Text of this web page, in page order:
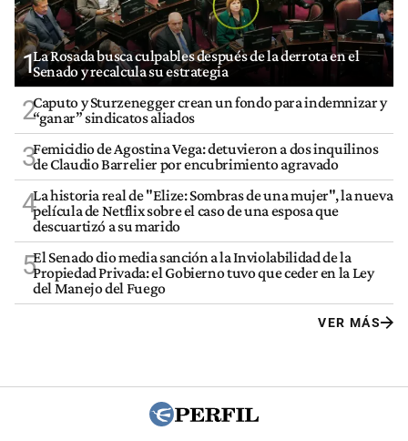
1La Rosada busca culpables después de la derrota en el
Senado y recalcula su estrategia
2Caputo y Sturzenegger crean un fondo para indemnizar y
“ganar” sindicatos aliados
3Femicidio de Agostina Vega: detuvieron a dos inquilinos
de Claudio Barrelier por encubrimiento agravado
4La historia real de "Elize: Sombras de una mujer", la nueva
película de Netflix sobre el caso de una esposa que
descuartizó a su marido
5El Senado dio media sanción a la Inviolabilidad de la
Propiedad Privada: el Gobierno tuvo que ceder en la Ley
del Manejo del Fuego
VER MÁS